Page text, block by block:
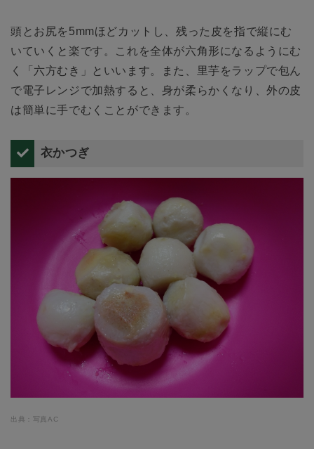
頭とお尻を5mmほどカットし、残った皮を指で縦にむ
いていくと楽です。これを全体が六角形になるようにむ
く「六方むき」といいます。また、里芋をラップで包ん
で電子レンジで加熱すると、身が柔らかくなり、外の皮
は簡単に手でむくことができます。
衣かつぎ
出典：写真AC